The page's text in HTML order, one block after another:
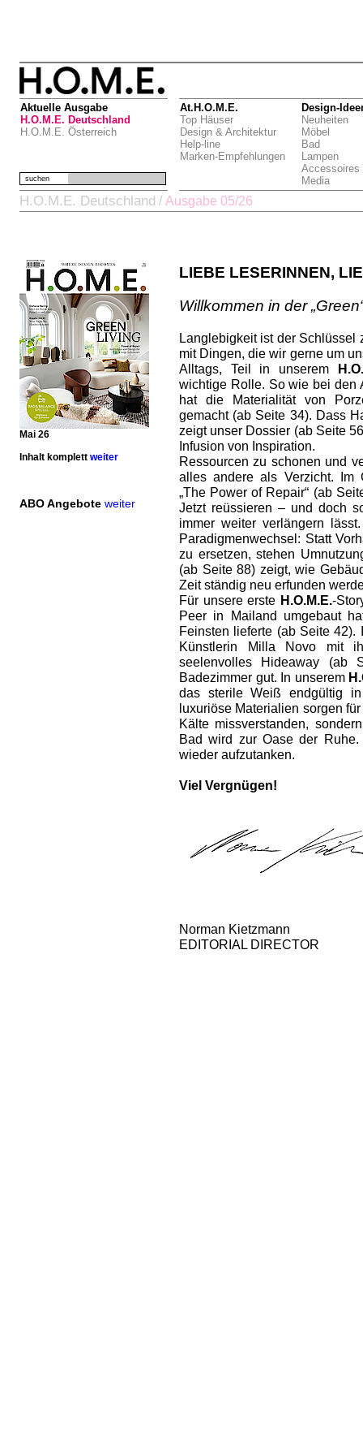
Aktuelle Ausgabe
H.O.M.E. Deutschland
H.O.M.E. Österreich
At.H.O.M.E.
Top Häuser
Design & Architektur
Help-line
Marken-Empfehlungen
Design-
Neuheiten
Möbel
Bad
Lampen
Accessoires
Media
suchen
H.O.M.E. Deutschland / Ausgabe 05/26
Mai 26
Inhalt komplett weiter
ABO Angebote weiter
LIEBE LESERINNEN,
Willkommen in der
Langlebigkeit ist der Schlüssel
mit Dingen, die wir gerne um
Alltags, Teil in unserem
wichtige Rolle. So wie bei den
hat die Materialität von
gemacht (ab Seite 34). Dass
zeigt unser Dossier (ab Seite
Infusion von Inspiration.
Ressourcen zu schonen und
alles andere als Verzicht.
„The Power of Repair“ (ab
Jetzt reüssieren – und doch
immer weiter verlängern
Paradigmenwechsel: Statt
zu ersetzen, stehen
(ab Seite 88) zeigt, wie
Zeit ständig neu ­erfunden
Für unsere erste H.O.M.E.-
Peer in Mailand umgebaut
Feinsten lieferte (ab Seite 42).
Künstlerin Milla Novo mit
seelenvolles Hideaway (ab
Badezimmer gut. In unserem
das sterile Weiß endgültig
luxuriöse Materialien sorgen
Kälte missverstanden,
Bad wird zur Oase der
wieder aufzutanken.
Viel Vergnügen!
Norman Kietzmann
EDITORIAL DIRECTOR